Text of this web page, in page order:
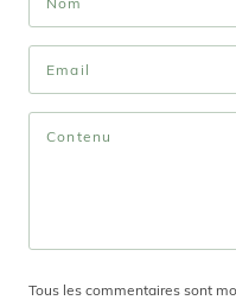
Tous les commentaires sont